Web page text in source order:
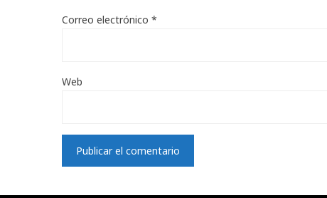
Correo electrónico *
Web